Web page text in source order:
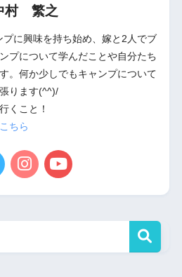
村 繁之
に興味を持ち始め、嫁と2人でブ
プについて学んだことや自分たち
。何か少しでもキャンプについて
ります(^^)/
くこと！
ちら